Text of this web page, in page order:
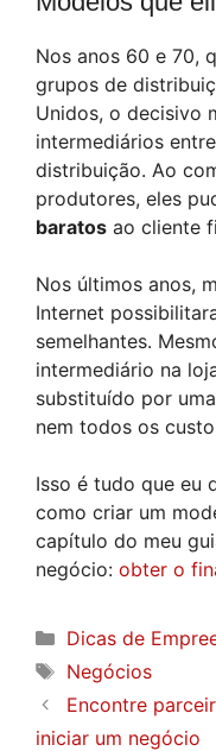
Nos anos 60 e 70,
grupos de
Unidos, o decisivo
intermediários
distribuição. Ao
produtores, eles
baratos ao cliente
Nos últimos anos,
Internet
semelhantes.
intermediário na
substituído por
nem todos os
Isso é tudo que eu
como criar um
capítulo do meu
negócio: obter o
Categorias
Dicas de
Tags
Negócios
Encontre
iniciar um negócio